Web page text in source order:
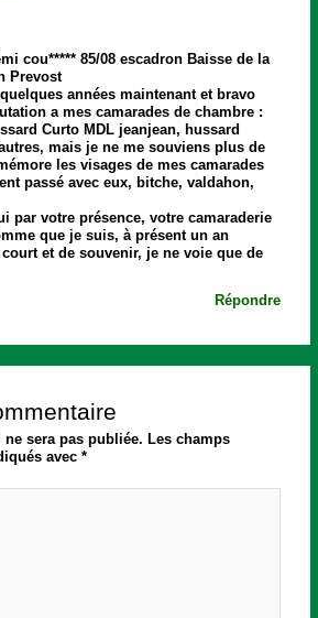
cou***** 85/08 escadron Baisse de la
Prevost
années maintenant et bravo
a mes camarades de chambre :
Curto MDL jeanjean, hussard
mais je ne me souviens plus de
les visages de mes camarades
passé avec eux, bitche, valdahon,
par votre présence, votre camaraderie
que je suis, à présent un an
court et de souvenir, je ne voie que de
Répondre
ne sera pas publiée. Les champs
avec*